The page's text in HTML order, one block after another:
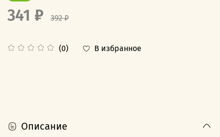
(0) В избранное
341 ₽ 392 ₽
Описание